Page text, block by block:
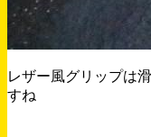
レザー風グリップは
すね